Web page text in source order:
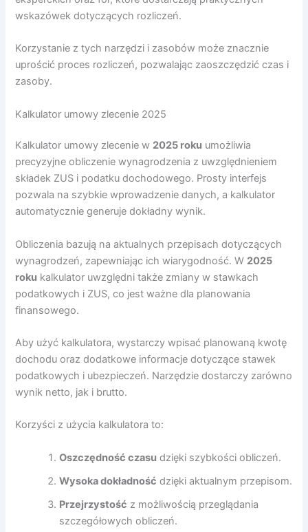
wskazówek dotyczących rozliczeń.
Korzystanie z tych narzędzi i zasobów może znacznie
uprościć proces rozliczeń, pozwalając zaoszczędzić czas i
zasoby.
Kalkulator umowy zlecenie 2025
Kalkulator umowy zlecenie w 2025 roku umożliwia
precyzyjne obliczenie wynagrodzenia z uwzględnieniem
składek ZUS i podatku dochodowego. Prosty interfejs
pozwala na szybkie wprowadzenie danych, a kalkulator
automatycznie generuje dokładny wynik.
Obliczenia bazują na aktualnych przepisach dotyczących
wynagrodzeń, zapewniając ich wiarygodność. W 2025
roku kalkulator uwzględni także zmiany w stawkach
podatkowych i ZUS, co jest ważne dla planowania
finansowego.
Aby użyć kalkulatora, wystarczy wpisać planowaną kwotę
dochodu oraz dodatkowe informacje dotyczące stawek
podatkowych i ubezpieczeń. Narzędzie dostarczy zarówno
wynik netto, jak i brutto.
Korzyści z użycia kalkulatora to:
Oszczędność czasu dzięki szybkości obliczeń.
Wysoka dokładność dzięki aktualnym przepisom.
Przejrzystość z możliwością przeglądania
szczegółowych obliczeń.